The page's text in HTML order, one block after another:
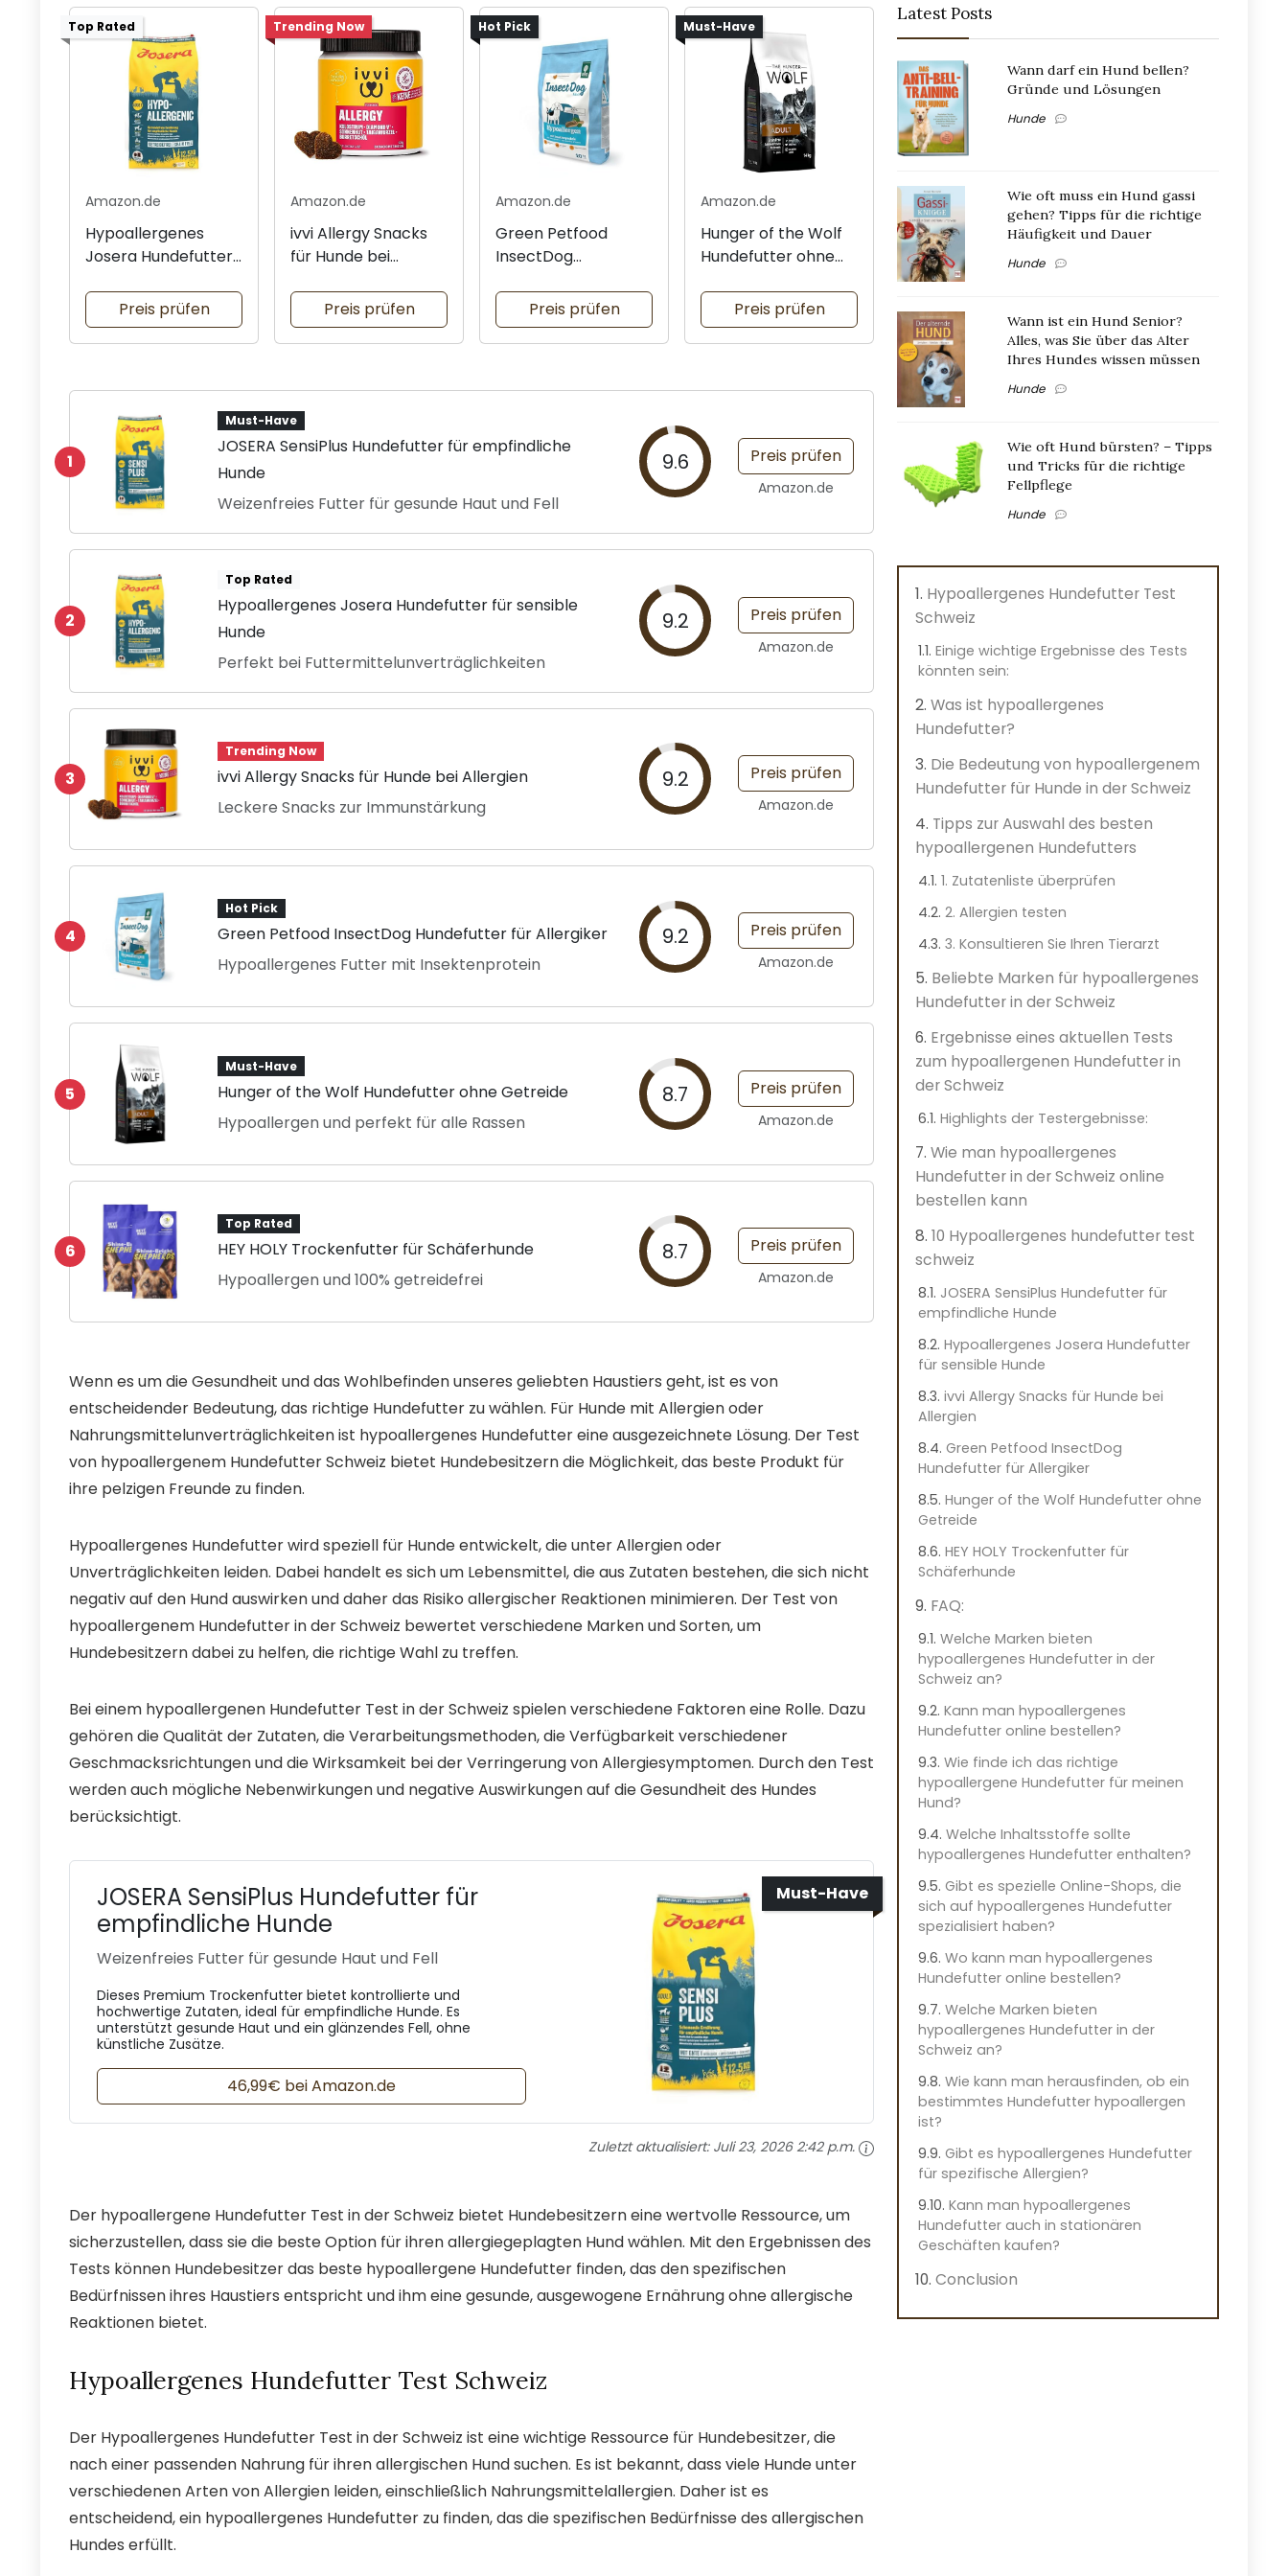
Top Rated
Amazon.de
Hypoallergenes
Josera Hundefutter
Preis prüfen
Trending Now
Amazon.de
ivvi Allergy Snacks
für Hunde bei
Preis prüfen
Hot Pick
Amazon.de
Green Petfood
InsectDog
AllergikerPreis prüfen
Must-Have
Amazon.de
Hunger of the Wolf
Hundefutter ohne
Preis prüfen
1
Must-Have
JOSERA SensiPlus Hundefutter für empfindliche
Hunde
Weizenfreies Futter für gesunde Haut und Fell
9.6 Preis prüfen
Amazon.de
2
Top Rated
Hypoallergenes Josera Hundefutter für sensible
Hunde
Perfekt bei Futtermittelunverträglichkeiten
9.2 Preis prüfen
Amazon.de
3
Trending Now
ivvi Allergy Snacks für Hunde bei Allergien
Leckere Snacks zur Immunstärkung
9.2 Preis prüfen
Amazon.de
4
Hot Pick
Green Petfood InsectDog Hundefutter für Allergiker
Hypoallergenes Futter mit Insektenprotein
9.2 Preis prüfen
Amazon.de
5
Must-Have
Hunger of the Wolf Hundefutter ohne Getreide
Hypoallergen und perfekt für alle Rassen
8.7 Preis prüfen
Amazon.de
6
Top Rated
HEY HOLY Trockenfutter für Schäferhunde
Hypoallergen und 100% getreidefrei
8.7 Preis prüfen
Amazon.de
Wenn es um die Gesundheit und das Wohlbefinden unseres geliebten Haustiers geht, ist es von
entscheidender Bedeutung, das richtige Hundefutter zu wählen. Für Hunde mit Allergien oder
Nahrungsmittelunverträglichkeiten ist hypoallergenes Hundefutter eine ausgezeichnete Lösung. Der Test
von hypoallergenem Hundefutter Schweiz bietet Hundebesitzern die Möglichkeit, das beste Produkt für
ihre pelzigen Freunde zu finden.
Hypoallergenes Hundefutter wird speziell für Hunde entwickelt, die unter Allergien oder
Unverträglichkeiten leiden. Dabei handelt es sich um Lebensmittel, die aus Zutaten bestehen, die sich nicht
negativ auf den Hund auswirken und daher das Risiko allergischer Reaktionen minimieren. Der Test von
hypoallergenem Hundefutter in der Schweiz bewertet verschiedene Marken und Sorten, um
Hundebesitzern dabei zu helfen, die richtige Wahl zu treffen.
Bei einem hypoallergenen Hundefutter Test in der Schweiz spielen verschiedene Faktoren eine Rolle. Dazu
gehören die Qualität der Zutaten, die Verarbeitungsmethoden, die Verfügbarkeit verschiedener
Geschmacksrichtungen und die Wirksamkeit bei der Verringerung von Allergiesymptomen. Durch den Test
werden auch mögliche Nebenwirkungen und negative Auswirkungen auf die Gesundheit des Hundes
berücksichtigt.
Must-Have
JOSERA SensiPlus Hundefutter für
empfindliche Hunde
Weizenfreies Futter für gesunde Haut und Fell
Dieses Premium Trockenfutter bietet kontrollierte und
hochwertige Zutaten, ideal für empfindliche Hunde. Es
unterstützt gesunde Haut und ein glänzendes Fell, ohne
künstliche Zusätze.
46,99€ bei Amazon.de
Zuletzt aktualisiert: Juli 23, 2026 2:42 p.m.
Der hypoallergene Hundefutter Test in der Schweiz bietet Hundebesitzern eine wertvolle Ressource, um
sicherzustellen, dass sie die beste Option für ihren allergiegeplagten Hund wählen. Mit den Ergebnissen des
Tests können Hundebesitzer das beste hypoallergene Hundefutter finden, das den spezifischen
Bedürfnissen ihres Haustiers entspricht und ihm eine gesunde, ausgewogene Ernährung ohne allergische
Reaktionen bietet.
Hypoallergenes Hundefutter Test Schweiz
Der Hypoallergenes Hundefutter Test in der Schweiz ist eine wichtige Ressource für Hundebesitzer, die
nach einer passenden Nahrung für ihren allergischen Hund suchen. Es ist bekannt, dass viele Hunde unter
verschiedenen Arten von Allergien leiden, einschließlich Nahrungsmittelallergien. Daher ist es
entscheidend, ein hypoallergenes Hundefutter zu finden, das die spezifischen Bedürfnisse des allergischen
Hundes erfüllt.
Latest Posts
Wann darf ein Hund bellen?
Gründe und Lösungen
Hunde
Wie oft muss ein Hund gassi
gehen? Tipps für die richtige
Häufigkeit und Dauer
Hunde
Wann ist ein Hund Senior?
Alles, was Sie über das Alter
Ihres Hundes wissen müssen
Hunde
Wie oft Hund bürsten? – Tipps
und Tricks für die richtige
Fellpflege
Hunde
Hypoallergenes Hundefutter Test
Schweiz
Einige wichtige Ergebnisse des Tests
könnten sein:
Was ist hypoallergenes
Hundefutter?
Die Bedeutung von hypoallergenem
Hundefutter für Hunde in der Schweiz
Tipps zur Auswahl des besten
hypoallergenen Hundefutters
1. Zutatenliste überprüfen
2. Allergien testen
3. Konsultieren Sie Ihren Tierarzt
Beliebte Marken für hypoallergenes
Hundefutter in der Schweiz
Ergebnisse eines aktuellen Tests
zum hypoallergenen Hundefutter in
der Schweiz
Highlights der Testergebnisse:
Wie man hypoallergenes
Hundefutter in der Schweiz online
bestellen kann
10 Hypoallergenes hundefutter test
schweiz
JOSERA SensiPlus Hundefutter für
empfindliche Hunde
Hypoallergenes Josera Hundefutter
für sensible Hunde
ivvi Allergy Snacks für Hunde bei
Allergien
Green Petfood InsectDog
Hundefutter für Allergiker
Hunger of the Wolf Hundefutter ohne
Getreide
HEY HOLY Trockenfutter für
Schäferhunde
FAQ:
Welche Marken bieten
hypoallergenes Hundefutter in der
Schweiz an?
Kann man hypoallergenes
Hundefutter online bestellen?
Wie finde ich das richtige
hypoallergene Hundefutter für meinen
Hund?
Welche Inhaltsstoffe sollte
hypoallergenes Hundefutter enthalten?
Gibt es spezielle Online-Shops, die
sich auf hypoallergenes Hundefutter
spezialisiert haben?
Wo kann man hypoallergenes
Hundefutter online bestellen?
Welche Marken bieten
hypoallergenes Hundefutter in der
Schweiz an?
Wie kann man herausfinden, ob ein
bestimmtes Hundefutter hypoallergen
ist?
Gibt es hypoallergenes Hundefutter
für spezifische Allergien?
Kann man hypoallergenes
Hundefutter auch in stationären
Geschäften kaufen?
Conclusion